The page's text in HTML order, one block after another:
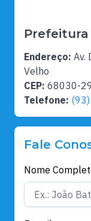
Endereço: Av.
Velho
CEP: 68030-
Telefone:
Fale
Nome